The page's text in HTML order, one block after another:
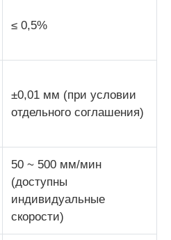
≤ 0,5%
±0,01 мм (при условии
отдельного соглашения)
50 ~ 500 мм/мин
(доступны
индивидуальные
скорости)